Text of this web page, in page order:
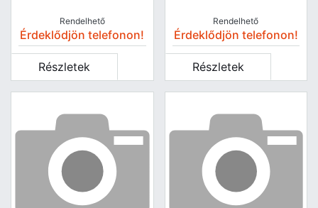
Rendelhető
Érdeklődjön telefonon!
Részletek
Rendelhető
Érdeklődjön telefonon!
Részletek